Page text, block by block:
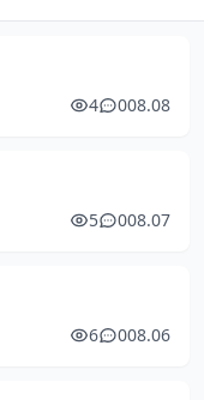
4 008.08
5 008.07
6 008.06